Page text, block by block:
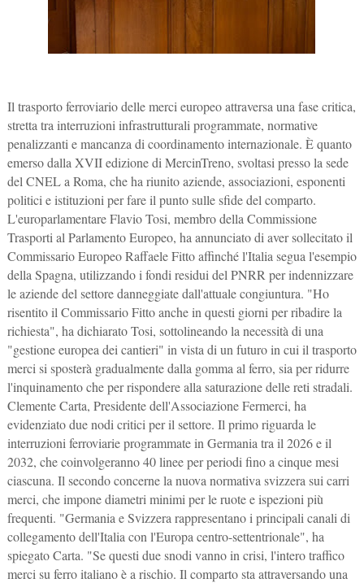
Il trasporto ferroviario delle merci europeo attraversa una fase critica,
stretta tra interruzioni infrastrutturali programmate, normative
penalizzanti e mancanza di coordinamento internazionale. È quanto
emerso dalla XVII edizione di MercinTreno, svoltasi presso la sede
del CNEL a Roma, che ha riunito aziende, associazioni, esponenti
politici e istituzioni per fare il punto sulle sfide del comparto.
L'europarlamentare Flavio Tosi, membro della Commissione
Trasporti al Parlamento Europeo, ha annunciato di aver sollecitato il
Commissario Europeo Raffaele Fitto affinché l'Italia segua l'esempio
della Spagna, utilizzando i fondi residui del PNRR per indennizzare
le aziende del settore danneggiate dall'attuale congiuntura. "Ho
risentito il Commissario Fitto anche in questi giorni per ribadire la
richiesta", ha dichiarato Tosi, sottolineando la necessità di una
"gestione europea dei cantieri" in vista di un futuro in cui il trasporto
merci si sposterà gradualmente dalla gomma al ferro, sia per ridurre
l'inquinamento che per rispondere alla saturazione delle reti stradali.
Clemente Carta, Presidente dell'Associazione Fermerci, ha
evidenziato due nodi critici per il settore. Il primo riguarda le
interruzioni ferroviarie programmate in Germania tra il 2026 e il
2032, che coinvolgeranno 40 linee per periodi fino a cinque mesi
ciascuna. Il secondo concerne la nuova normativa svizzera sui carri
merci, che impone diametri minimi per le ruote e ispezioni più
frequenti. "Germania e Svizzera rappresentano i principali canali di
collegamento dell'Italia con l'Europa centro-settentrionale", ha
spiegato Carta. "Se questi due snodi vanno in crisi, l'intero traffico
merci su ferro italiano è a rischio. Il comparto sta attraversando una